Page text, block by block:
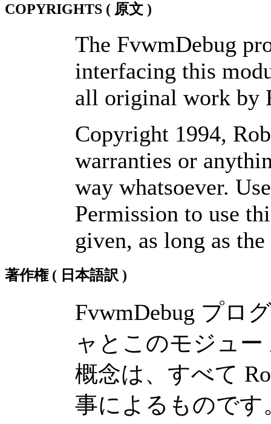
COPYRIGHTS ( 原文 )
The FvwmDebug
interfacing this
all original work by
Copyright 1994,
warranties or
way whatsoever.
Permission to use
given, as long as
著作権 ( 日本語訳 )
FvwmDebug プロ
ャとこのモジュ
概念は、すべて
事によるものです